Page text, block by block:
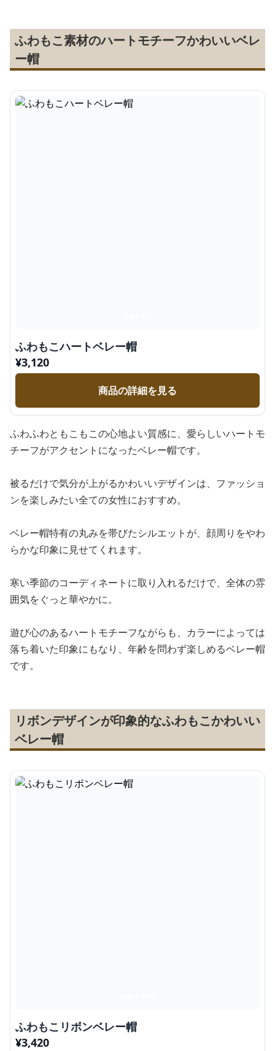
ふわもこ素材のハートモチーフかわいいベレ
ー帽
ふわもこハートベレー帽
¥3,120
商品の詳細を見る
ふわふわともこもこの心地よい質感に、愛らしいハートモ
チーフがアクセントになったベレー帽です。
被るだけで気分が上がるかわいいデザインは、ファッショ
ンを楽しみたい全ての女性におすすめ。
ベレー帽特有の丸みを帯びたシルエットが、顔周りをやわ
らかな印象に見せてくれます。
寒い季節のコーディネートに取り入れるだけで、全体の雰
囲気をぐっと華やかに。
遊び心のあるハートモチーフながらも、カラーによっては
落ち着いた印象にもなり、年齢を問わず楽しめるベレー帽
です。
リボンデザインが印象的なふわもこかわいい
ベレー帽
ふわもこリボンベレー帽
¥3,420